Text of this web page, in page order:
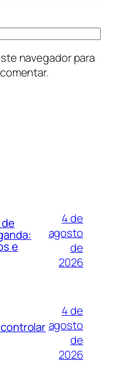
navegador para
e
4 de
agosto
de
2026
4 de
agosto
de
2026